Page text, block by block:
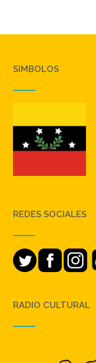
SIMBOLOS
REDES SOCIALES
RADIO CULTURAL